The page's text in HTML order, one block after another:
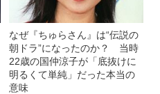
なぜ『ちゅらさん』は“伝説の
朝ドラ”になったのか？ 当時
22歳の国仲涼子が「底抜けに
明るくて単純」だった本当の
意味